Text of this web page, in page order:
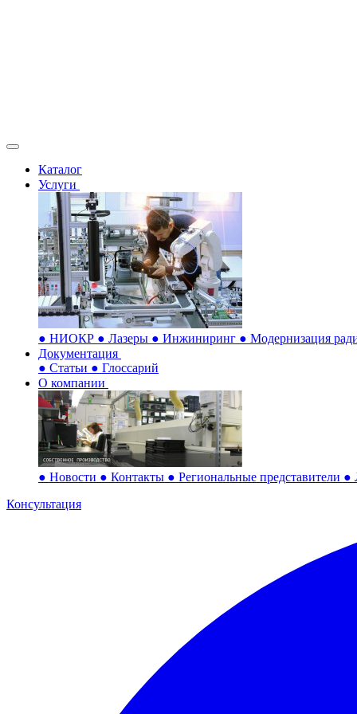
Каталог
Услуги
● НИОКР ● Лазеры ● Инжиниринг ● Модернизация
Документация
● Статьи ● Глоссарий
О компании
● Новости ● Контакты ● Региональные представители ●
Консультация